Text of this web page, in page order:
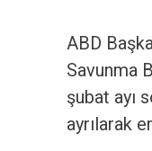
ABD
Savunma
şubat ayı
ayrılarak